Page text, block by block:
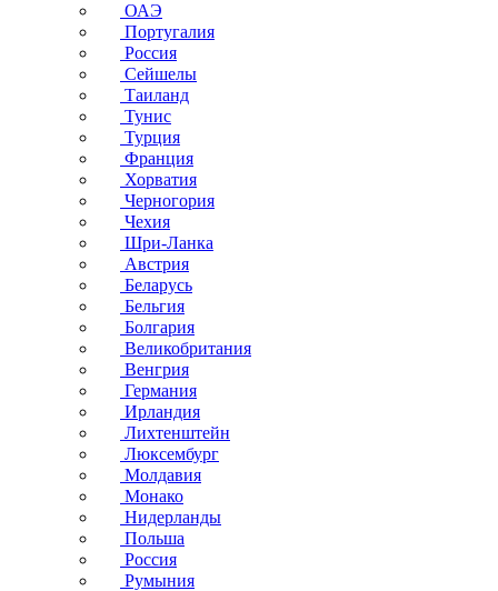
ОАЭ
Португалия
Россия
Сейшелы
Таиланд
Тунис
Турция
Франция
Хорватия
Черногория
Чехия
Шри-Ланка
Австрия
Беларусь
Бельгия
Болгария
Великобритания
Венгрия
Германия
Ирландия
Лихтенштейн
Люксембург
Молдавия
Монако
Нидерланды
Польша
Россия
Румыния